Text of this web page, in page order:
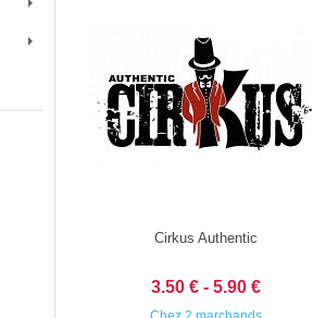
Cirkus Authentic
3.50 € - 5.90 €